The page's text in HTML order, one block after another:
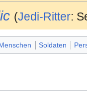
(Jedi-Ritter:
Soldaten